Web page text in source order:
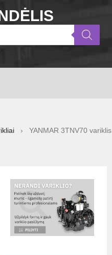
› YANMAR 3TNV70 variklis